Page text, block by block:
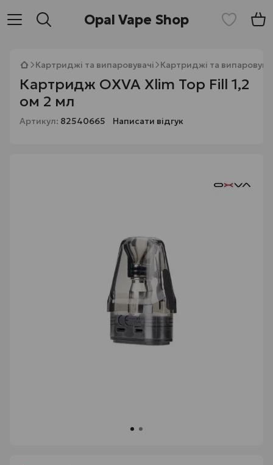
Opal Vape Shop
Картриджі та випаровувачі Картриджі та
Картридж OXVA Xlim Top Fill 1,2
ом 2 мл
Артикул: 82540665 Написати відгук